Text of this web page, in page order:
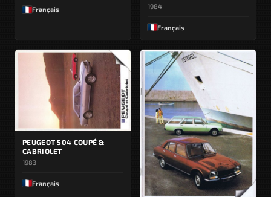
Français 1984
Français
PEUGEOT 504 COUPÉ &
CABRIOLET
1983
Français